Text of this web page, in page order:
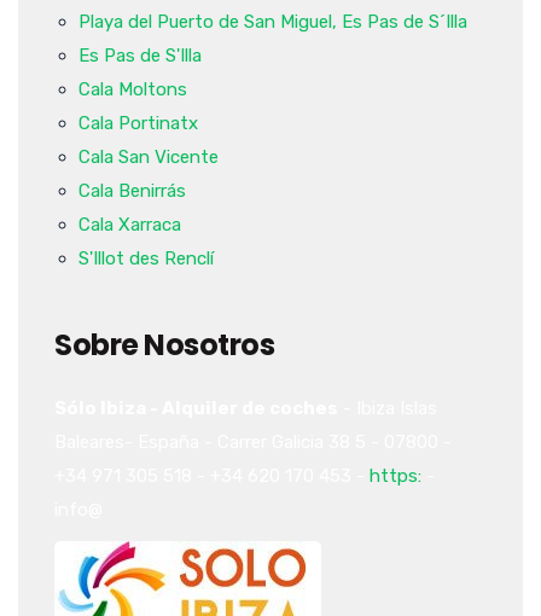
Playa del Puerto de San Miguel, Es Pas de S´Illa
Es Pas de S'Illa
Cala Moltons
Cala Portinatx
Cala San Vicente
Cala Benirrás
Cala Xarraca
S'Illot des Renclí
Sobre Nosotros
https: